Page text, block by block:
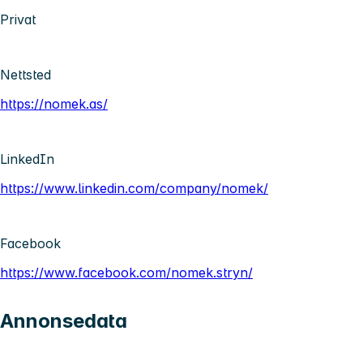
Privat
Nettsted
https://nomek.as/
LinkedIn
https://www.linkedin.com/company/nomek/
Facebook
https://www.facebook.com/nomek.stryn/
Annonsedata